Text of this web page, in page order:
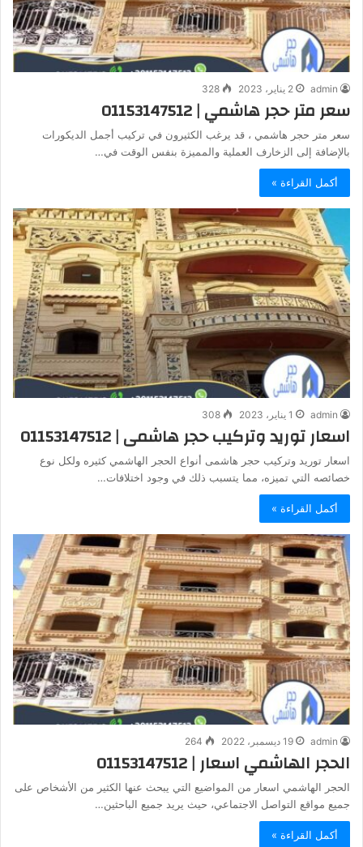
admin 2 يناير، 2023 328
سعر متر حجر هاشمي | 01153147512
سعر متر حجر هاشمي ، قد يرغب الكثيرون في تركيب أجمل الديكورات
بالإضافة إلى الزخارف العملية والمميزة بنفس الوقت في…
أكمل القراءة »
admin 1 يناير، 2023 308
اسعار توريد وتركيب حجر هاشمى | 01153147512
اسعار توريد وتركيب حجر هاشمى أنواع الحجر الهاشمي كثيره ولكل نوع
خصائصه التي تميزه، مما يتسبب ذلك في وجود اختلافات…
أكمل القراءة »
admin 19 ديسمبر، 2022 264
الحجر الهاشمي اسعار | 01153147512
الحجر الهاشمي اسعار من المواضيع التي يبحث عنها الكثير من الأشخاص على
جميع مواقع التواصل الاجتماعي، حيث يريد جميع الباحثين…
أكمل القراءة »